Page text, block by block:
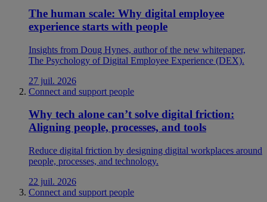
The human scale: Why digital employee
experience starts with people
Insights from Doug Hynes, author of the new whitepaper,
The Psychology of Digital Employee Experience (DEX).
27 juil. 2026
Connect and support people
Why tech alone can’t solve digital friction:
Aligning people, processes, and tools
Reduce digital friction by designing digital workplaces around
people, processes, and technology.
22 juil. 2026
Connect and support people